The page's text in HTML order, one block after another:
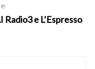
e L’Espresso